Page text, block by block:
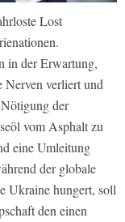
Lost
in der Erwartung,
Nerven verliert und
der
vom Asphalt zu
eine Umleitung
der globale
Ukraine hungert, soll
den einen